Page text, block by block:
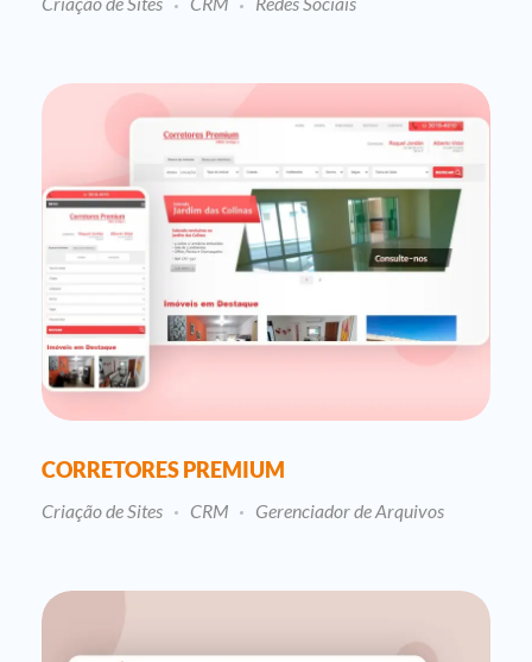
CORRETORES PREMIUM
Criação de Sites CRM Gerenciador de Arquivos